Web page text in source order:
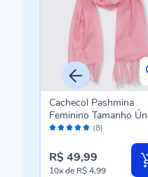
Avaliação: (8)
Cachecol Pashmina
Feminino Tamanho
Patrícia Foster - ROSE
R$ 49,99
10xde R$ 4,99